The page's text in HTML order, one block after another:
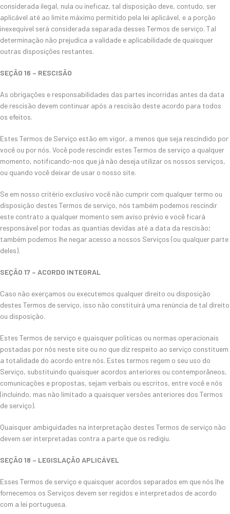
considerada ilegal, nula ou ineficaz, tal disposição deve, contudo, ser
aplicável até ao limite máximo permitido pela lei aplicável, e a porção
inexequível será considerada separada desses Termos de serviço. Tal
determinação não prejudica a validade e aplicabilidade de quaisquer
outras disposições restantes.
SEÇÃO 16 – RESCISÃO
As obrigações e responsabilidades das partes incorridas antes da data
de rescisão devem continuar após a rescisão deste acordo para todos
os efeitos.
Estes Termos de Serviço estão em vigor, a menos que seja rescindido por
você ou por nós. Você pode rescindir estes Termos de serviço a qualquer
momento, notificando-nos que já não deseja utilizar os nossos serviços,
ou quando você deixar de usar o nosso site.
Se em nosso critério exclusivo você não cumprir com qualquer termo ou
disposição destes Termos de serviço, nós também podemos rescindir
este contrato a qualquer momento sem aviso prévio e você ficará
responsável por todas as quantias devidas até a data da rescisão;
também podemos lhe negar acesso a nossos Serviços (ou qualquer parte
deles).
SEÇÃO 17 – ACORDO INTEGRAL
Caso não exerçamos ou executemos qualquer direito ou disposição
destes Termos de serviço, isso não constituirá uma renúncia de tal direito
ou disposição.
Estes Termos de serviço e quaisquer políticas ou normas operacionais
postadas por nós neste site ou no que diz respeito ao serviço constituem
a totalidade do acordo entre nós. Estes termos regem o seu uso do
Serviço, substituindo quaisquer acordos anteriores ou contemporâneos,
comunicações e propostas, sejam verbais ou escritos, entre você e nós
(incluindo, mas não limitado a quaisquer versões anteriores dos Termos
de serviço).
Quaisquer ambiguidades na interpretação destes Termos de serviço não
devem ser interpretadas contra a parte que os redigiu.
SEÇÃO 18 – LEGISLAÇÃO APLICÁVEL
Esses Termos de serviço e quaisquer acordos separados em que nós lhe
fornecemos os Serviços devem ser regidos e interpretados de acordo
com a lei portuguesa.